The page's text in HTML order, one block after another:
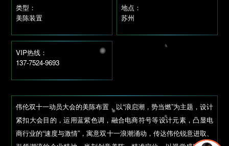
类型：
美陈装置
地点：
苏州
VIP热线：
137-7524-9693
伟伦双十一动员大会的美陈布置，以“浪启潮，势当燃”为主题，设计
紧扣大会目的，运用蓝紫色调，融合电商符号等设计元素，凸显电
商行业的“速度与激情”，寓意双十一浪潮涌动，传达伟伦锐意进取、